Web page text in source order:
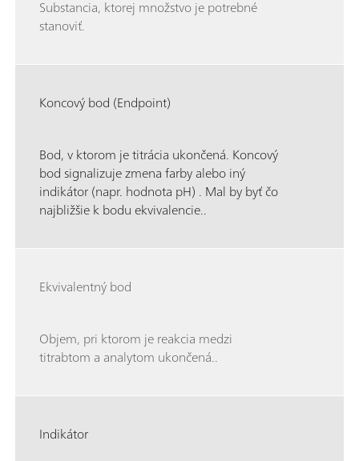
Substancia, ktorej množstvo je potrebné
stanoviť.
Koncový bod (Endpoint)
Bod, v ktorom je titrácia ukončená. Koncový
bod signalizuje zmena farby alebo iný
indikátor (napr. hodnota pH) . Mal by byť čo
najbližšie k bodu ekvivalencie..
Ekvivalentný bod
Objem, pri ktorom je reakcia medzi
titrabtom a analytom ukončená..
Indikátor